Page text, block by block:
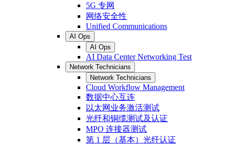
5G 专网
网络安全性
Unified Communications
AI Ops
AI Ops
AI Data Center Networking Test
Network Technicians
Network Technicians
Cloud Workflow Management
数据中心互连
以太网业务激活测试
光纤和铜缆测试及认证
MPO 连接器测试
第 1 层（基本）光纤认证